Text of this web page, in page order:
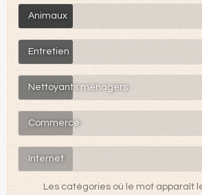
Animaux
Entretien
Nettoyants ménagers
Commerce
Internet
Les catégories où le mot apparaît